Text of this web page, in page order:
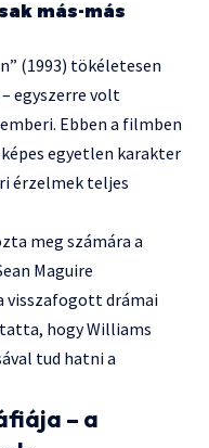
más-más
(1993) tökéletesen
egyszerre volt
Ebben a filmben
egyetlen karakter
érzelmek teljes
meg számára a
Maguire
visszafogott drámai
hogy Williams
tud hatni a
– a